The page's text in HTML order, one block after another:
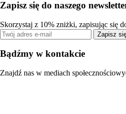
Zapisz się do naszego
Skorzystaj z 10% zniżki, zapisując się
Zapisz
Bądźmy w kontakcie
Znajdź nas w mediach